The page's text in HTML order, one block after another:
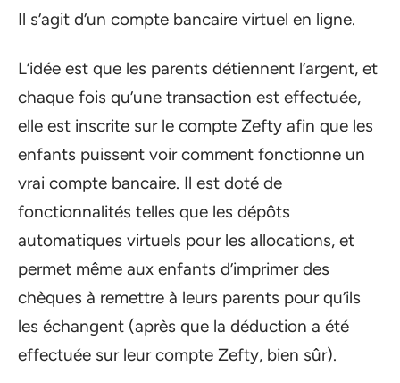
Il s’agit d’un compte bancaire virtuel en ligne.
L’idée est que les parents détiennent l’argent, et
chaque fois qu’une transaction est effectuée,
elle est inscrite sur le compte Zefty afin que les
enfants puissent voir comment fonctionne un
vrai compte bancaire. Il est doté de
fonctionnalités telles que les dépôts
automatiques virtuels pour les allocations, et
permet même aux enfants d’imprimer des
chèques à remettre à leurs parents pour qu’ils
les échangent (après que la déduction a été
effectuée sur leur compte Zefty, bien sûr).